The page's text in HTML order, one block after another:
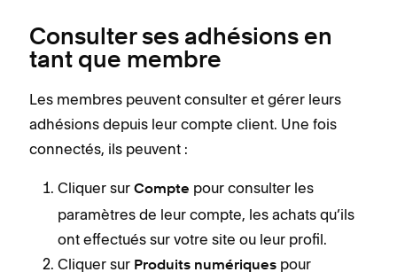
Consulter ses adhésions en
tant que membre
Les membres peuvent consulter et gérer leurs
adhésions depuis leur compte client. Une fois
connectés, ils peuvent :
Cliquer sur Compte pour consulter les
paramètres de leur compte, les achats qu’ils
ont effectués sur votre site ou leur profil.
Cliquer sur Produits numériques pour